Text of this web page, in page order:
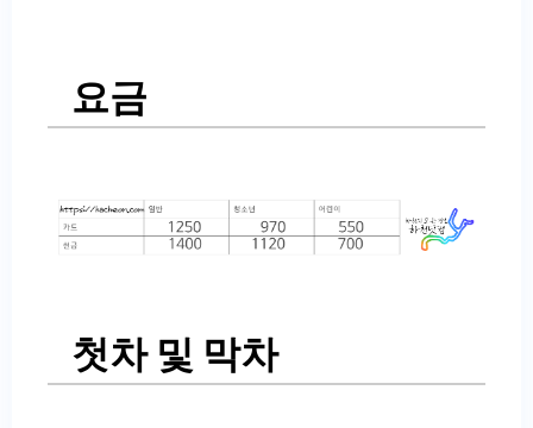
요금
첫차 및 막차